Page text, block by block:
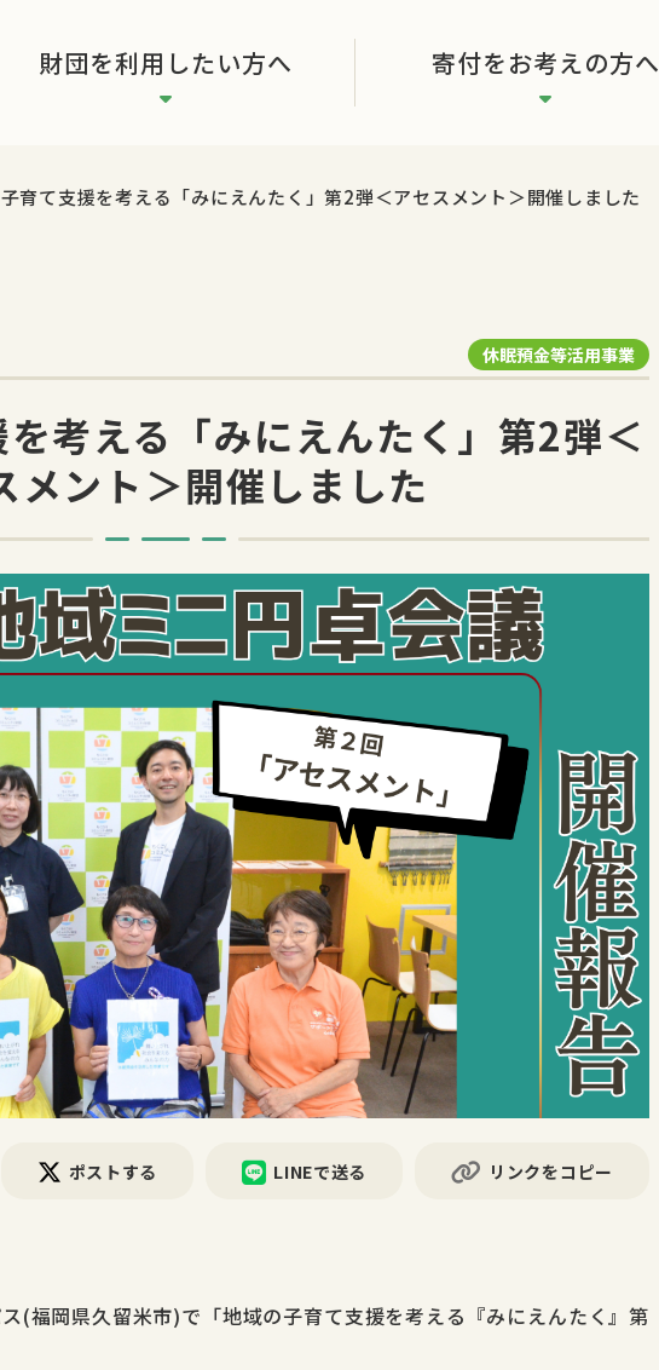
財団を利用したい方へ 寄付をお考えの方へ
育て支援を考える「みにえんたく」第2弾＜アセスメント＞開催しました
休眠預金等活用事業
考える「みにえんたく」第2弾＜
メント＞開催しました
ポストする LINEで送る リンクをコピー
(福岡県久留米市)で「地域の子育て支援を考える『みにえんたく』第